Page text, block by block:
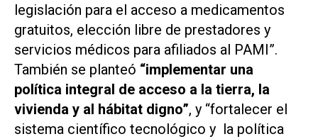
legislación para el acceso a medicamentos
gratuitos, elección libre de prestadores y
servicios médicos para afiliados al PAMI”.
También se planteó “implementar una
política integral de acceso a la tierra, la
vivienda y al hábitat digno”, y “fortalecer el
sistema científico tecnológico y la política